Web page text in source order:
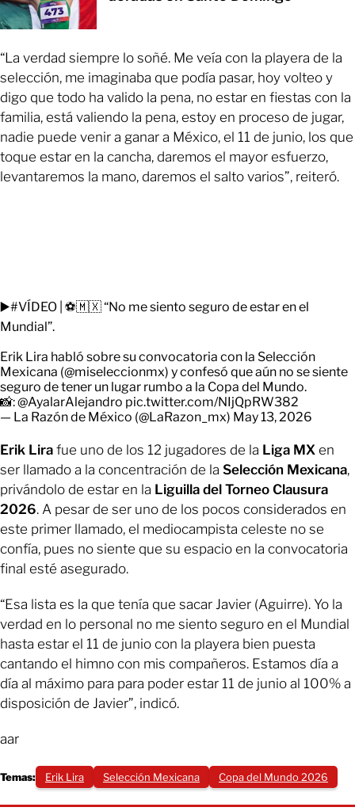
“La verdad siempre lo soñé. Me veía con la playera de la
selección, me imaginaba que podía pasar, hoy volteo y
digo que todo ha valido la pena, no estar en fiestas con la
familia, está valiendo la pena, estoy en proceso de jugar,
nadie puede venir a ganar a México, el 11 de junio, los que
toque estar en la cancha, daremos el mayor esfuerzo,
levantaremos la mano, daremos el salto varios”, reiteró.
▶️#VÍDEO | ⚽🇲🇽 “No me siento seguro de estar en el
Mundial”.
Erik Lira habló sobre su convocatoria con la Selección
Mexicana (@miseleccionmx) y confesó que aún no se siente
seguro de tener un lugar rumbo a la Copa del Mundo.
📸:@AyalarAlejandro pic.twitter.com/NIjQpRW382
— La Razón de México (@LaRazon_mx) May 13, 2026
Erik Lira fue uno de los 12 jugadores de la Liga MX en
ser llamado a la concentración de la Selección Mexicana,
privándolo de estar en la Liguilla del Torneo Clausura
2026. A pesar de ser uno de los pocos considerados en
este primer llamado, el mediocampista celeste no se
confía, pues no siente que su espacio en la convocatoria
final esté asegurado.
“Esa lista es la que tenía que sacar Javier (Aguirre). Yo la
verdad en lo personal no me siento seguro en el Mundial
hasta estar el 11 de junio con la playera bien puesta
cantando el himno con mis compañeros. Estamos día a
día al máximo para para poder estar 11 de junio al 100% a
disposición de Javier”, indicó.
aar
Temas: Erik Lira Selección Mexicana Copa del Mundo 2026